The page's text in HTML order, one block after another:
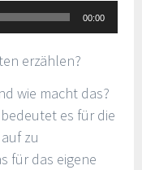
00:00
erzählen?
wie macht das?
es für die
zu
für das eigene